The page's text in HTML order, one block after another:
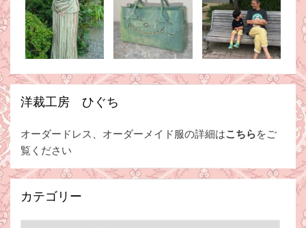
洋裁工房 ひぐち
オーダードレス、オーダーメイド服の詳細はこちらをご
覧ください
カテゴリー